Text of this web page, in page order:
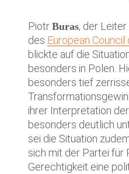
Piotr Buras, der
des European
blickte auf die
besonders in Polen.
besonders tief
ihrer Interpretation
besonders deutlich
sei die Situation
sich mit der Partei für
Gerechtigkeit eine